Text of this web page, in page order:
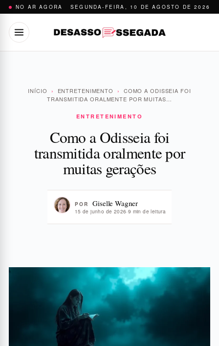
Pular
conteúdo
NO AR AGORA SEGUNDA-FEIRA, 10 DE AGOSTO DE 2026
INÍCIO › ENTRETENIMENTO ›
COMO A ODISSEIA FOI
TRANSMITIDA ORALMENTE POR MUITAS…
ENTRETENIMENTO
Como a Odisseia foi
transmitida oralmente por
muitas gerações
POR Giselle Wagner
15 de junho de 2026·9 min de leitura